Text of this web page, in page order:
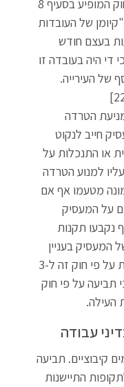
דיתה פרוז'ינין הסתמכה על החריג לחוק המופיע בסעיף 8
של העובדות
בעצם חודש
די היה בעובדה זו
של העירייה.
למניעת הטרדה
כי כל מעסיק חייב לנקוט
או התנכלות על
למנוע הטרדה
מטעמו אף אם
על המעסיק
נקבעו תקנות
המעסיק בעניין
זה. בתחילה נקבעה תקופת ההתיישנות על פי חוק זה ל-3
כי תביעה על פי חוק
עבודה
קיבוציים. תביעה
התיישנות